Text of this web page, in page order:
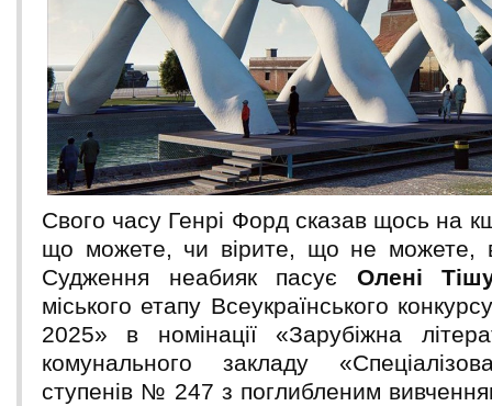
Свого часу Генрі Форд сказав щось на
що можете, чи вірите, що не можете,
Судження неабияк пасує Олені
міського етапу Всеукраїнського
2025» в номінації «Зарубіжна
комунального закладу
ступенів № 247 з поглибленим